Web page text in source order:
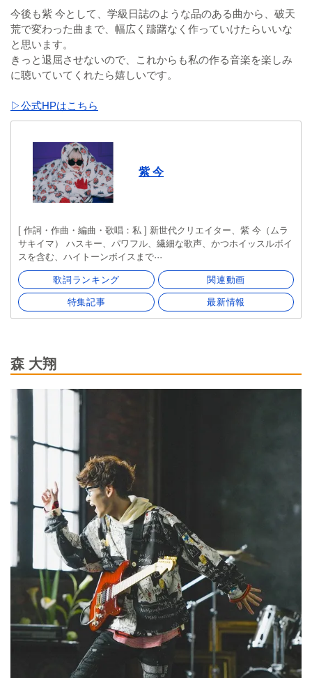
今後も紫 今として、学級日誌のような品のある曲から、破天
荒で変わった曲まで、幅広く躊躇なく作っていけたらいいな
と思います。
きっと退屈させないので、これからも私の作る音楽を楽しみ
に聴いていてくれたら嬉しいです。
▷公式HPはこちら
紫 今
[ 作詞・作曲・編曲・歌唱：私 ] 新世代クリエイター、紫 今（ムラ
サキイマ） ハスキー、パワフル、繊細な歌声、かつホイッスルボイ
スを含む、ハイトーンボイスまで···
歌詞ランキング 関連動画
特集記事 最新情報
森 大翔